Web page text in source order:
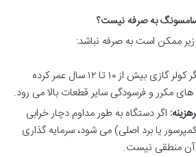
سامسونگ به صرفه نیست؟
زیر ممکن است به صرفه نباشد:
اگر کولر گازی بیش از ۱۰ تا ۱۲ سال عمر کرده
های مکرر و فرسودگی سایر قطعات بالا می رود.
اگر دستگاه به طور مداوم دچار خرابی
یا برد اصلی) می شود، سرمایه گذاری
آن منطقی نیست.